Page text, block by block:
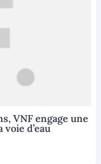
VNF engage une
d’eau